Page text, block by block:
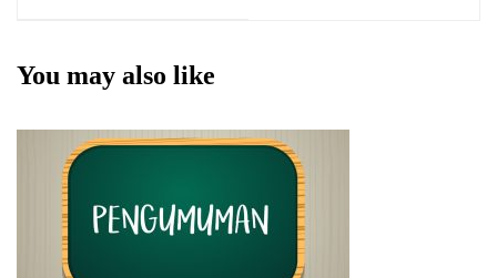
Malaysia
You may also like